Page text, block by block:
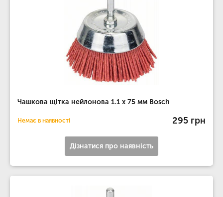
Чашкова щітка нейлонова 1.1 х 75 мм Bosch
Немає в наявності 295 грн
Дізнатися про наявність